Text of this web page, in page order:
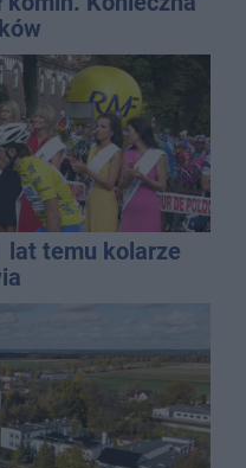
lat temu kolarze